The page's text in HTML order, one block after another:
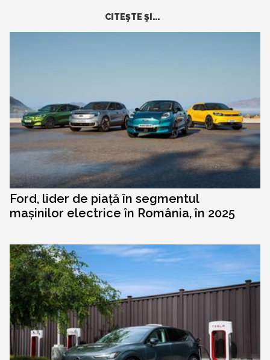
CITEŞTE ŞI...
Ford, lider de piață în segmentul
mașinilor electrice în România, în 2025